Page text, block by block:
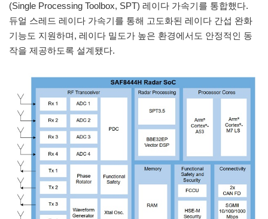
(Single Processing Toolbox, SPT) 레이다 가속기를 통합했다.
듀얼 스레드 레이다 가속기를 통해 고도화된 레이다 간섭 완화
기능도 지원하며, 레이다 밀도가 높은 환경에서도 안정적인 동
작을 제공하도록 설계됐다.